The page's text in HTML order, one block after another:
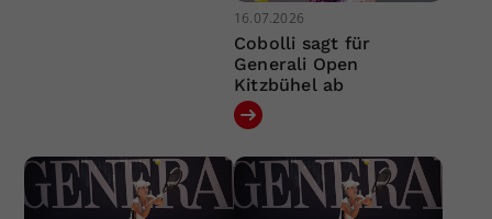
16.07.2026
Cobolli sagt für
Generali Open
Kitzbühel ab